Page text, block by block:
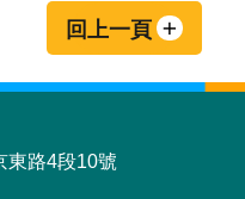
回上一頁
南京東路4段10號